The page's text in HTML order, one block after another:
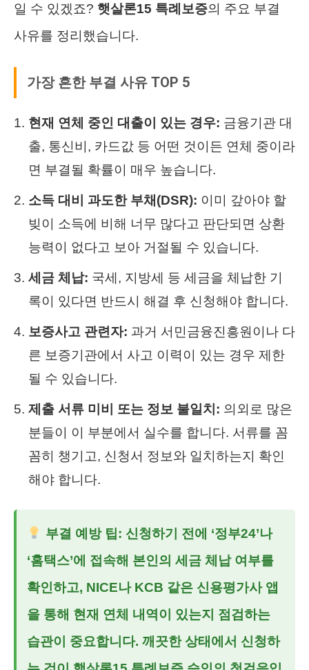
일 수 있겠죠? 햇살론15 특례보증의 주요 부결
사유를 정리했습니다.
가장 흔한 부결 사유 TOP 5
현재 연체 중인 대출이 있는 경우: 금융기관 대
출, 통신비, 카드값 등 어떤 것이든 연체 중이라
면 부결될 확률이 매우 높습니다.
소득 대비 과도한 부채(DSR): 이미 갚아야 할
빚이 소득에 비해 너무 많다고 판단되면 상환
능력이 없다고 보아 거절될 수 있습니다.
세금 체납: 국세, 지방세 등 세금을 체납한 기
록이 있다면 반드시 해결 후 신청해야 합니다.
보증사고 관련자: 과거 서민금융진흥원이나 다
른 보증기관에서 사고 이력이 있는 경우 제한
될 수 있습니다.
제출 서류 미비 또는 정보 불일치: 의외로 많은
분들이 이 부분에서 실수를 합니다. 서류를 꼼
꼼히 챙기고, 신청서 정보와 일치하는지 확인
해야 합니다.
부결 예방 팁: 신청하기 전에 ‘정부24’나
‘홈택스’에 접속해 본인의 세금 체납 여부를
확인하고, NICE나 KCB 같은 신용평가사 앱
을 통해 현재 연체 내역이 있는지 점검하는
습관이 중요합니다. 깨끗한 상태에서 신청하